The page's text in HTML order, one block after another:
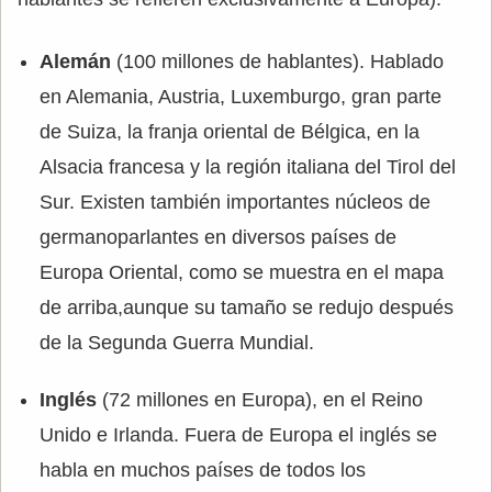
Alemán (100 millones de hablantes). Hablado
en Alemania, Austria, Luxemburgo, gran parte
de Suiza, la franja oriental de Bélgica, en la
Alsacia francesa y la región italiana del Tirol del
Sur. Existen también importantes núcleos de
germanoparlantes en diversos países de
Europa Oriental, como se muestra en el mapa
de arriba,aunque su tamaño se redujo después
de la Segunda Guerra Mundial.
Inglés (72 millones en Europa), en el Reino
Unido e Irlanda. Fuera de Europa el inglés se
habla en muchos países de todos los